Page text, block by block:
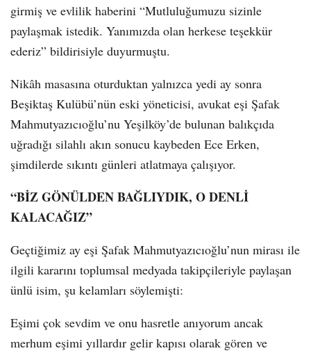
girmiş ve evlilik haberini “Mutluluğumuzu sizinle
paylaşmak istedik. Yanımızda olan herkese teşekkür
ederiz” bildirisiyle duyurmuştu.
Nikâh masasına oturduktan yalnızca yedi ay sonra
Beşiktaş Kulübü’nün eski yöneticisi, avukat eşi Şafak
Mahmutyazıcıoğlu’nu Yeşilköy’de bulunan balıkçıda
uğradığı silahlı akın sonucu kaybeden Ece Erken,
şimdilerde sıkıntı günleri atlatmaya çalışıyor.
“BİZ GÖNÜLDEN BAĞLIYDIK, O DENLİ
KALACAĞIZ”
Geçtiğimiz ay eşi Şafak Mahmutyazıcıoğlu’nun mirası ile
ilgili kararını toplumsal medyada takipçileriyle paylaşan
ünlü isim, şu kelamları söylemişti:
Eşimi çok sevdim ve onu hasretle anıyorum ancak
merhum eşimi yıllardır gelir kapısı olarak gören ve